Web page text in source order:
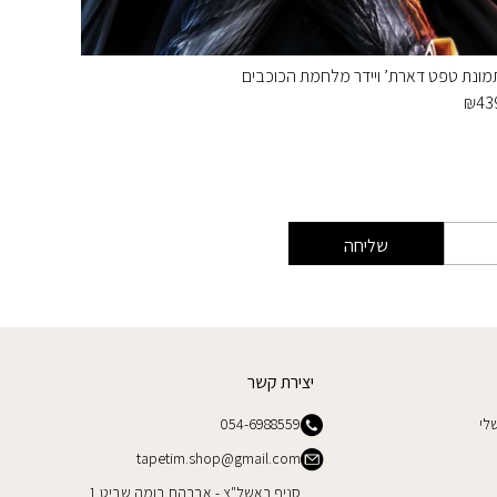
טפט דארת’ ויידר מלחמת הכוכבים
₪
שליחה
יצירת קשר
054-6988559
tapetim.shop@gmail.com
סניף ראשל"צ - אברהם בומה שביט 1